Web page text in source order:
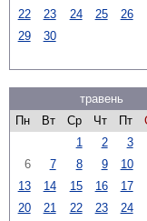
22
23 24 25 26
29
30
травень
Пн
Вт Ср Чт Пт
1
2 3
6
7 8 9 10
13
14 15 16 17
20
21 22 23 24